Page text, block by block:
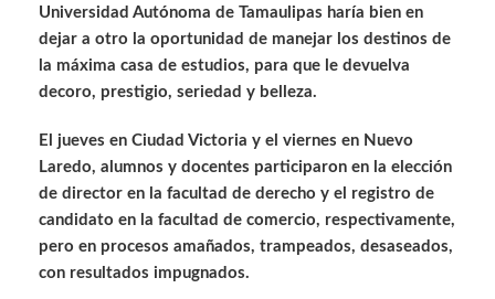
Universidad Autónoma de Tamaulipas haría bien en
dejar a otro la oportunidad de manejar los destinos de
la máxima casa de estudios, para que le devuelva
decoro, prestigio, seriedad y belleza.
El jueves en Ciudad Victoria y el viernes en Nuevo
Laredo, alumnos y docentes participaron en la elección
de director en la facultad de derecho y el registro de
candidato en la facultad de comercio, respectivamente,
pero en procesos amañados, trampeados, desaseados,
con resultados impugnados.